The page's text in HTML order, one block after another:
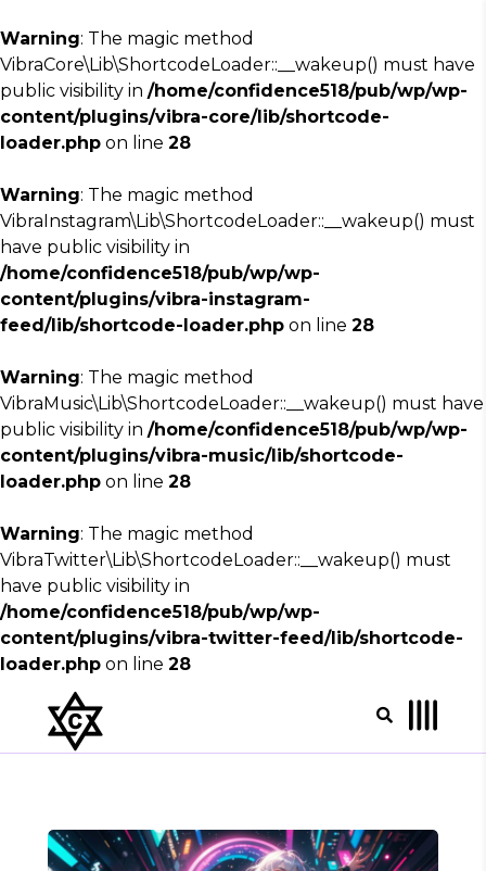
Warning: The magic method
VibraCore\Lib\ShortcodeLoader::__wakeup() must have
public visibility in /home/confidence518/pub/wp/wp-
content/plugins/vibra-core/lib/shortcode-
loader.php on line 28
Warning: The magic method
VibraInstagram\Lib\ShortcodeLoader::__wakeup() must
have public visibility in
/home/confidence518/pub/wp/wp-
content/plugins/vibra-instagram-
feed/lib/shortcode-loader.php on line 28
Warning: The magic method
VibraMusic\Lib\ShortcodeLoader::__wakeup() must have
public visibility in /home/confidence518/pub/wp/wp-
content/plugins/vibra-music/lib/shortcode-
loader.php on line 28
Warning: The magic method
VibraTwitter\Lib\ShortcodeLoader::__wakeup() must
have public visibility in
/home/confidence518/pub/wp/wp-
content/plugins/vibra-twitter-feed/lib/shortcode-
loader.php on line 28